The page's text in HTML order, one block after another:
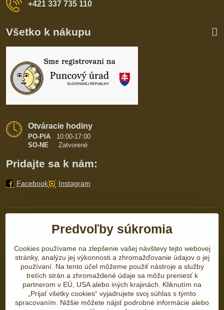
+421 337 735 110
Všetko k nákupu
Otváracie hodiny
PO-PIA
10:00-17:00
SO-NE Zatvorené
Pridajte sa k nám:
Facebook Instagram
Predvoľby súkromia
Cookies používame na zlepšenie vašej návštevy tejto webovej
stránky, analýzu jej výkonnosti a zhromažďovanie údajov o jej
používaní. Na tento účel môžeme použiť nástroje a služby
tretích strán a zhromaždené údaje sa môžu preniesť k
partnerom v EÚ, USA alebo iných krajinách. Kliknutím na
„Prijať všetky cookies“ vyjadrujete svoj súhlas s týmto
spracovaním. Nižšie môžete nájsť podrobné informácie alebo